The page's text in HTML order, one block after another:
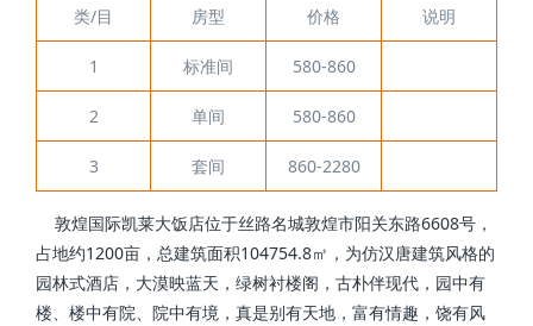
类/目 房型 价格 说明
1 标准间 580-860
2 单间 580-860
3 套间 860-2280
敦煌国际凯莱大饭店位于丝路名城敦煌市阳关东路6608号，
占地约1200亩，总建筑面积104754.8㎡，为仿汉唐建筑风格的
园林式酒店，大漠映蓝天，绿树衬楼阁，古朴伴现代，园中有
楼、楼中有院、院中有境，真是别有天地，富有情趣，饶有风